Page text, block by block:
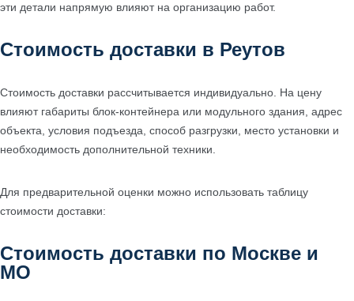
эти детали напрямую влияют на организацию работ.
Стоимость доставки в Реутов
Стоимость доставки рассчитывается индивидуально. На цену
влияют габариты блок-контейнера или модульного здания, адрес
объекта, условия подъезда, способ разгрузки, место установки и
необходимость дополнительной техники.
Для предварительной оценки можно использовать таблицу
стоимости доставки:
Стоимость доставки по Москве и
МО